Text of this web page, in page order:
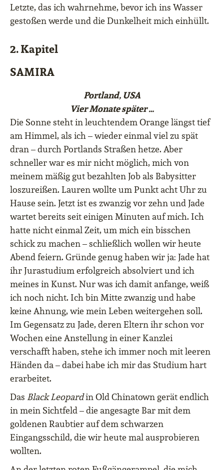
Letzte, das ich wahrnehme, bevor ich ins Wasser
gestoßen werde und die Dunkelheit mich einhüllt.
2. Kapitel
SAMIRA
Portland, USA
Vier Monate später …
Die Sonne steht in leuchtendem Orange längst tief
am Himmel, als ich – wieder einmal viel zu spät
dran – durch Portlands Straßen hetze. Aber
schneller war es mir nicht möglich, mich von
meinem mäßig gut bezahlten Job als Babysitter
loszureißen. Lauren wollte um Punkt acht Uhr zu
Hause sein. Jetzt ist es zwanzig vor zehn und Jade
wartet bereits seit einigen Minuten auf mich. Ich
hatte nicht einmal Zeit, um mich ein bisschen
schick zu machen – schließlich wollen wir heute
Abend feiern. Gründe genug haben wir ja: Jade hat
ihr Jurastudium erfolgreich absolviert und ich
meines in Kunst. Nur was ich damit anfange, weiß
ich noch nicht. Ich bin Mitte zwanzig und habe
keine Ahnung, wie mein Leben weitergehen soll.
Im Gegensatz zu Jade, deren Eltern ihr schon vor
Wochen eine Anstellung in einer Kanzlei
verschafft haben, stehe ich immer noch mit leeren
Händen da – dabei habe ich mir das Studium hart
erarbeitet.
Das Black Leopardin Old Chinatown gerät endlich
in mein Sichtfeld – die angesagte Bar mit dem
goldenen Raubtier auf dem schwarzen
Eingangsschild, die wir heute mal ausprobieren
wollten.